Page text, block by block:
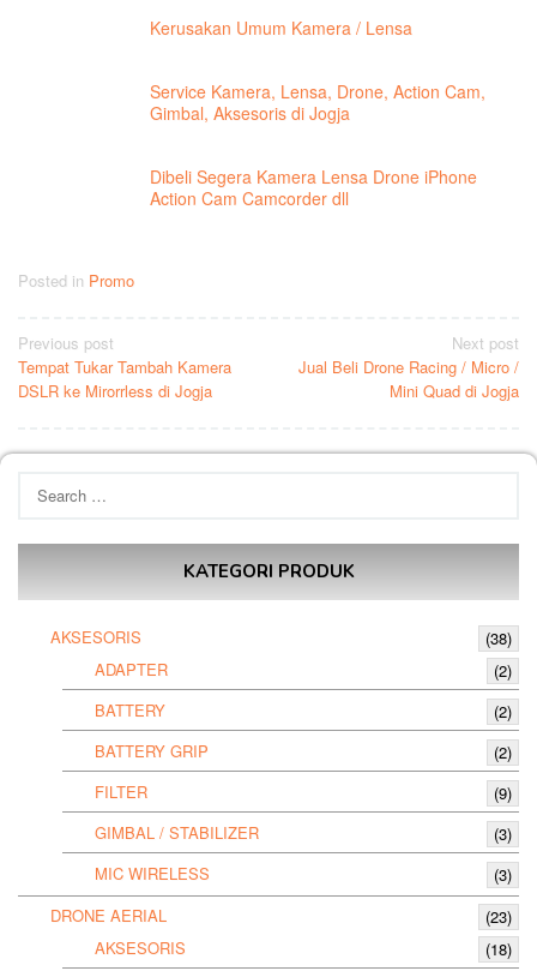
Kerusakan Umum Kamera / Lensa
Service Kamera, Lensa, Drone, Action Cam,
Gimbal, Aksesoris di Jogja
Dibeli Segera Kamera Lensa Drone iPhone
Action Cam Camcorder dll
Posted in Promo
Post
navigation
Previous post
Tempat Tukar Tambah Kamera
DSLR ke Mirorrless di Jogja
Next post
Jual Beli Drone Racing / Micro /
Mini Quad di Jogja
for:
KATEGORI PRODUK
AKSESORIS
(38)
ADAPTER
(2)
BATTERY
(2)
BATTERY GRIP
(2)
FILTER
(9)
GIMBAL / STABILIZER
(3)
MIC WIRELESS
(3)
DRONE AERIAL
(23)
AKSESORIS
(18)